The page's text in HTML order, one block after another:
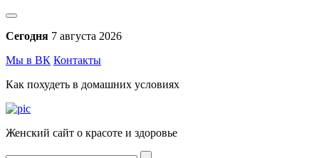
Сегодня 7 августа 2026
Мы в ВК Контакты
Как похудеть в домашних условиях
Женский сайт о красоте и здоровье